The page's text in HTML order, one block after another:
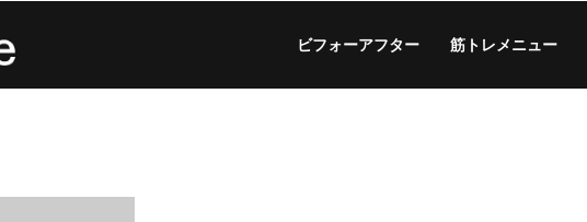
ビフォーアフター 筋トレメニュー